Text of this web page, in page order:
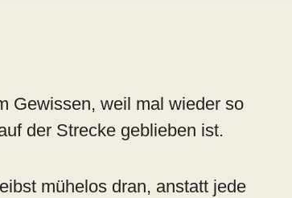
Gewissen, weil mal wieder so
der Strecke geblieben ist.
mühelos dran, anstatt jede